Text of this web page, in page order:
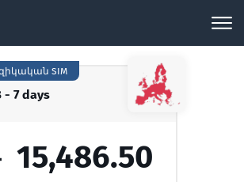
- 7 days
SIM
15,486.50